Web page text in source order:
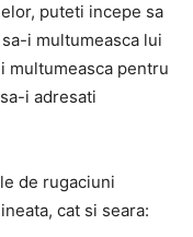
puteti incepe sa
i multumeasca lui
multumeasca pentru
i adresati
de rugaciuni
cat si seara: